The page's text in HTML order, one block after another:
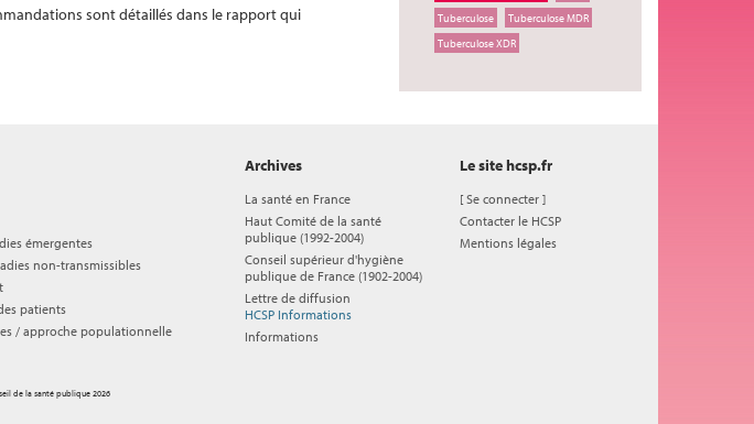
Tuberculose
Tuberculose MDR
Tuberculose XDR
sont détaillés dans le rapport qui
émergentes
non-transmissibles
patients
/ approche populationnelle
Archives
La santé en France
Haut Comité de la santé
publique (1992-2004)
Conseil supérieur d'hygiène
publique de France (1902-2004)
Lettre de diffusion
HCSP Informations
Informations
Le site hcsp.fr
[Se connecter ]
Contacter le HCSP
Mentions légales
de la santé publique 2026